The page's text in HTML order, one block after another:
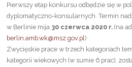
Pierwszy etap konkursu odbędzie się w
dyplomatyczno-konsularnych. Termin
w Berlinie mija 30 czerwca 2020 r.(na
berlin.amb.wk@msz.gov.pl)
Zwycięskie prace w trzech kategoriach
kategorii wiekowych (w sumie 6 prac),